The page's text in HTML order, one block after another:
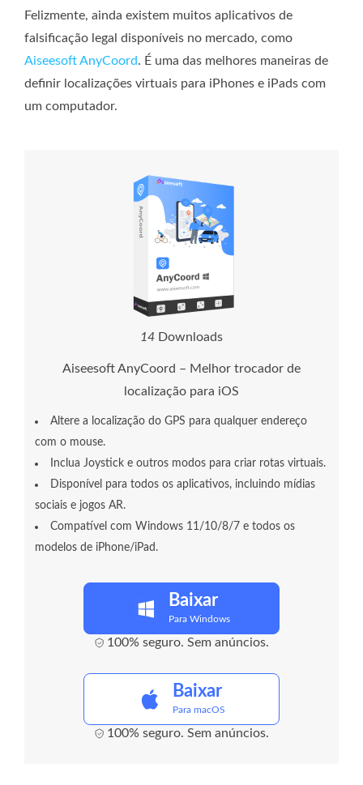
Felizmente, ainda existem muitos aplicativos de
falsificação legal disponíveis no mercado, como
Aiseesoft AnyCoord. É uma das melhores maneiras de
definir localizações virtuais para iPhones e iPads com
um computador.
14 Downloads
Aiseesoft AnyCoord – Melhor trocador de
localização para iOS
Altere a localização do GPS para qualquer endereço
com o mouse.
Inclua Joystick e outros modos para criar rotas virtuais.
Disponível para todos os aplicativos, incluindo mídias
sociais e jogos AR.
Compatível com Windows 11/10/8/7 e todos os
modelos de iPhone/iPad.
Baixar
Para Windows
100% seguro. Sem anúncios.
Baixar
Para macOS
100% seguro. Sem anúncios.